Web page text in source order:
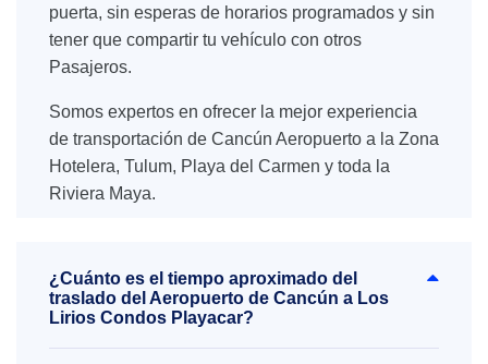
puerta, sin esperas de horarios programados y sin
tener que compartir tu vehículo con otros
Pasajeros.
Somos expertos en ofrecer la mejor experiencia
de transportación de Cancún Aeropuerto a la Zona
Hotelera, Tulum, Playa del Carmen y toda la
Riviera Maya.
¿Cuánto es el tiempo aproximado del
traslado del Aeropuerto de Cancún a Los
Lirios Condos Playacar?